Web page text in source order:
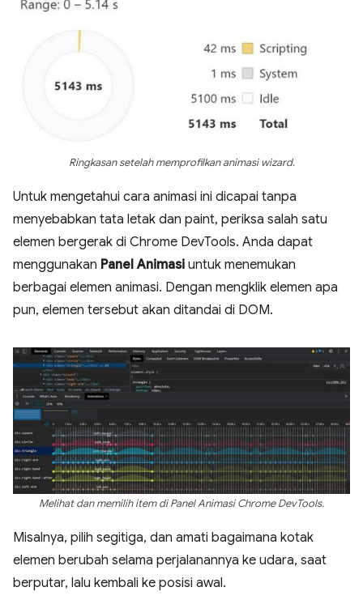
Ringkasan setelah memprofilkan animasi wizard.
Untuk mengetahui cara animasi ini dicapai tanpa
menyebabkan tata letak dan paint, periksa salah satu
elemen bergerak di Chrome DevTools. Anda dapat
menggunakan Panel Animasi untuk menemukan
berbagai elemen animasi. Dengan mengklik elemen apa
pun, elemen tersebut akan ditandai di DOM.
Melihat dan memilih item di Panel Animasi Chrome DevTools.
Misalnya, pilih segitiga, dan amati bagaimana kotak
elemen berubah selama perjalanannya ke udara, saat
berputar, lalu kembali ke posisi awal.